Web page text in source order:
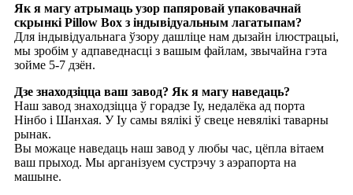
Як я магу атрымаць узор папяровай упаковачнай
скрынкі Pillow Box з індывідуальным лагатыпам?
Для індывідуальнага ўзору дашліце нам дызайн ілюстрацыі,
мы зробім у адпаведнасці з вашым файлам, звычайна гэта
зойме 5-7 дзён.
Дзе знаходзіцца ваш завод? Як я магу наведаць?
Наш завод знаходзіцца ў горадзе Іу, недалёка ад порта
Нінбо і Шанхая. У Іу самы вялікі ў свеце невялікі таварны
рынак.
Вы можаце наведаць наш завод у любы час, цёпла вітаем
ваш прыход. Мы арганізуем сустрэчу з аэрапорта на
машыне.